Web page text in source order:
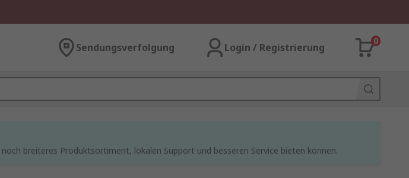
Sendungsverfolgung Login / Registrierung
0
breiteres Produktsortiment, lokalen Support und besseren Service bieten können.